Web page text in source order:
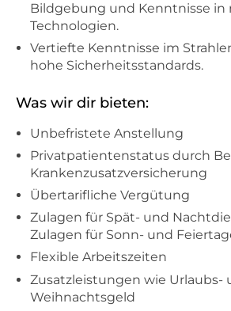
Bildgebung und Kenntnisse in
Technologien.
Vertiefte Kenntnisse im
hohe Sicherheitsstandards.
Was wir dir bieten:
Unbefristete Anstellung
Privatpatientenstatus durch
Krankenzusatzversicherung
Übertarifliche Vergütung
Zulagen für Spät- und
Zulagen für Sonn- und
Flexible Arbeitszeiten
Zusatzleistungen wie Urlaubs-
Weihnachtsgeld